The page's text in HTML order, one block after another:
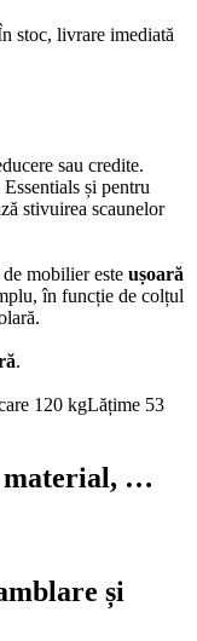
stoc, livrare imediată
sau credite.
și pentru
stivuirea scaunelor
mobilier este ușoară
în funcție de colțul
.
120 kgLățime 53
material, …
și